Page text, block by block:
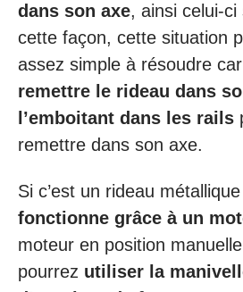
dans son axe, ainsi celui-ci
cette façon, cette situation
assez simple à résoudre
remettre le rideau dans
l’emboitant dans les rails
remettre dans son axe.
Si c’est un rideau
fonctionne grâce à un
moteur en position
pourrez utiliser la